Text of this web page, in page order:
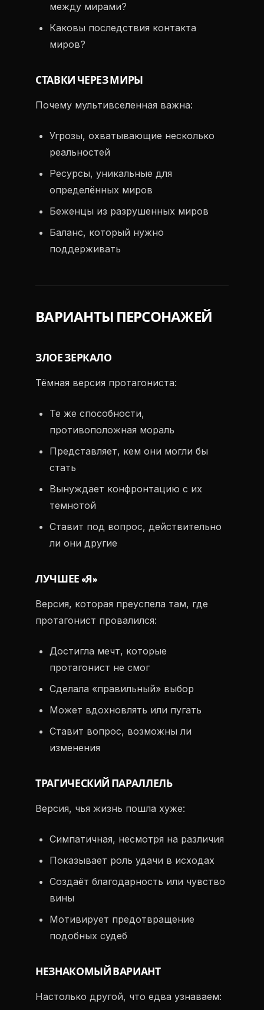
между мирами?
Каковы последствия контакта
миров?
СТАВКИ ЧЕРЕЗ МИРЫ
Почему мультивселенная важна:
Угрозы, охватывающие несколько
реальностей
Ресурсы, уникальные для
определённых миров
Беженцы из разрушенных миров
Баланс, который нужно
поддерживать
ВАРИАНТЫ ПЕРСОНАЖЕЙ
ЗЛОЕ ЗЕРКАЛО
Тёмная версия протагониста:
Те же способности,
противоположная мораль
Представляет, кем они могли бы
стать
Вынуждает конфронтацию с их
темнотой
Ставит под вопрос, действительно
ли они другие
ЛУЧШЕЕ «Я»
Версия, которая преуспела там, где
протагонист провалился:
Достигла мечт, которые
протагонист не смог
Сделала «правильный» выбор
Может вдохновлять или пугать
Ставит вопрос, возможны ли
изменения
ТРАГИЧЕСКИЙ ПАРАЛЛЕЛЬ
Версия, чья жизнь пошла хуже:
Симпатичная, несмотря на различия
Показывает роль удачи в исходах
Создаёт благодарность или чувство
вины
Мотивирует предотвращение
подобных судеб
НЕЗНАКОМЫЙ ВАРИАНТ
Настолько другой, что едва узнаваем: